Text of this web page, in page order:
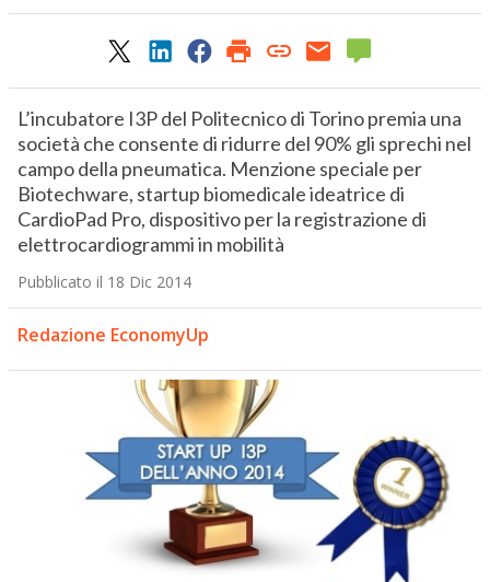
L’incubatore I3P del Politecnico di Torino premia una
società che consente di ridurre del 90% gli sprechi nel
campo della pneumatica. Menzione speciale per
Biotechware, startup biomedicale ideatrice di
CardioPad Pro, dispositivo per la registrazione di
elettrocardiogrammi in mobilità
Pubblicato il 18 Dic 2014
Redazione EconomyUp